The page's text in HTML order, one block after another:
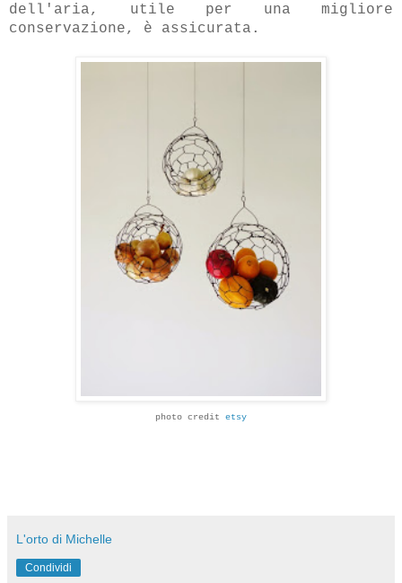
dell'aria, utile per una migliore
conservazione, è assicurata.
photo credit etsy
L'orto di Michelle
Condividi